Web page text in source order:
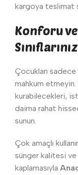
kargoya teslimat
Konforu
Çocukları
mahkum etmeyin.
kurabilecekleri,
daima rahat
sunun.
Çok amaçlı
sünger kalitesi
kaplamasıyla